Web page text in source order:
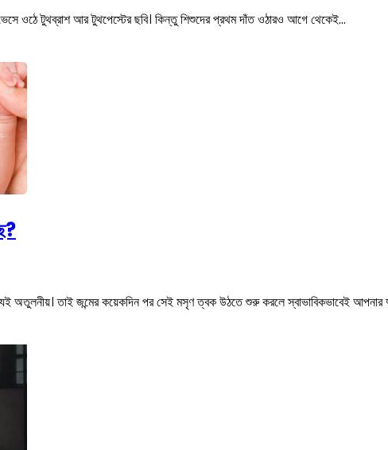
ওঠে টুথব্রাশ আর টুথপেস্টের ছবি। কিন্তু শিশুদের প্রথম দাঁত ওঠারও আগে থেকেই…
তাই জন্মের কয়েকদিন পর সেই মসৃণ ত্বক উঠতে শুরু করলে স্বাভাবিকভাবেই আপনার